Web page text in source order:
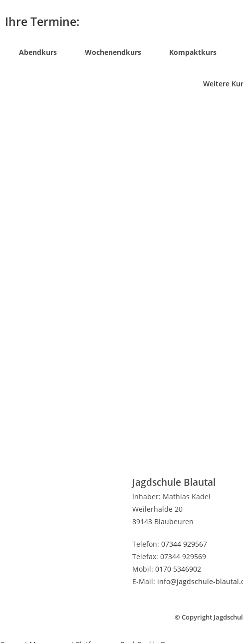
Ihre Termine:
Abendkurs Wochenendkurs Kompaktkurs
Weitere
Jagdschule Blautal
Inhaber: Mathias Kadel
Weilerhalde 20
89143 Blaubeuren
Telefon: 07344 929567
Telefax: 07344 929569
Mobil: 0170 5346902
E-Mail: info@jagdschule-
©Copyright